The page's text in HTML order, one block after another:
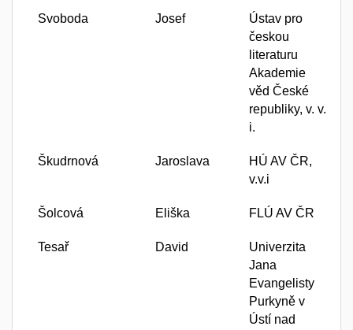
Svoboda Josef
Ústav pro
českou
literaturu
Akademie
věd České
republiky, v. v.
i.
Škudrnová Jaroslava
HÚ AV ČR,
v.v.i
Šolcová Eliška FLÚ AV ČR
Tesař David
Univerzita
Jana
Evangelisty
Purkyně v
Ústí nad